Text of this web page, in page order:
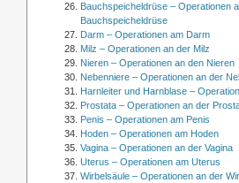
Bauchspeicheldrüse – Operationen
Bauchspeicheldrüse
Darm – Operationen am Darm
Milz – Operationen an der Milz
Nieren – Operationen an den Nieren
Nebenniere – Operationen an der
Harnleiter und Harnblase –
Prostata – Operationen an der
Penis – Operationen am Penis
Hoden – Operationen am Hoden
Vagina – Operationen an der Vagina
Uterus – Operationen am Uterus
Wirbelsäule – Operationen an der